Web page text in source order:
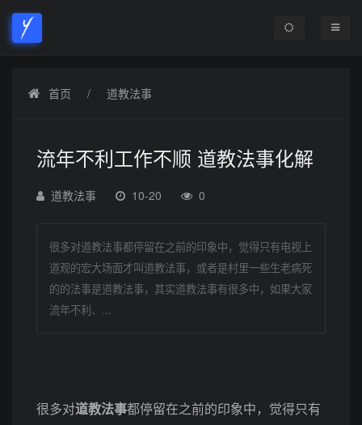
首页 道教法事
流年不利工作不顺 道教法事化解
道教法事 10-20 0
很多对道教法事都停留在之前的印象中，觉得只有电视上
道观的宏大场面才叫道教法事，或者是村里一些生老病死
的的法事是道教法事，其实道教法事有很多中，如果大家
流年不利、...
很多对道教法事都停留在之前的印象中，觉得只有